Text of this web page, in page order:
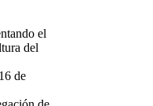
el
del
de